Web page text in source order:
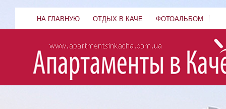
НА ГЛАВНУЮ ОТДЫХ В КАЧЕ ФОТОАЛЬБОМ